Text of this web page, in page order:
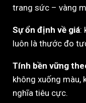
trang sức – vàng
Sự ổn định về giá:
luôn là thước đo
Tính bền vững
không xuống màu,
nghĩa tiêu cực.